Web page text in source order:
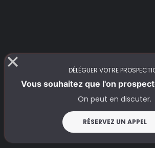
DÉLÉGUER VOTRE
Vous souhaitez que l'on
On peut en discuter.
RÉSERVEZ UN APPEL